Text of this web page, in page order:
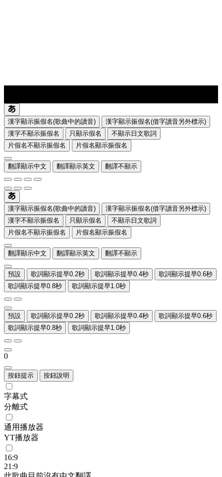
漢字顯示振假名(歌曲中的讀音)
漢字顯示振假名(借字讀音另外標示)
漢字不顯示振假名
只顯示假名
不顯示日文歌詞
片假名不顯示振假名
片假名顯示振假名
翻譯顯示中文 翻譯顯示英文 翻譯不顯示
漢字顯示振假名(歌曲中的讀音)
漢字顯示振假名(借字讀音另外標示)
漢字不顯示振假名
只顯示假名
不顯示日文歌詞
片假名不顯示振假名
片假名顯示振假名
翻譯顯示中文 翻譯顯示英文 翻譯不顯示
預設 歌詞顯示提早0.2秒 歌詞顯示提早0.4秒
歌詞顯示提早0.6秒
歌詞顯示提早0.8秒
歌詞顯示提早1.0秒
預設 歌詞顯示提早0.2秒 歌詞顯示提早0.4秒
歌詞顯示提早0.6秒
歌詞顯示提早0.8秒
歌詞顯示提早1.0秒
0
按鈕提示 按鈕說明
字幕式
分離式
通用播放器
YT播放器
16:9
21:9